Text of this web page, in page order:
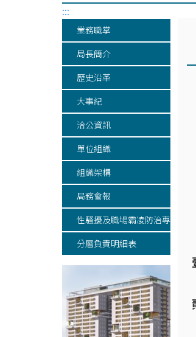
:::
業務職掌
局長簡介
歷史沿革
大事紀
洽公資訊
單位組織
組織架構
局務會報
性騷擾及職場霸凌防治專區
分層負責明細表